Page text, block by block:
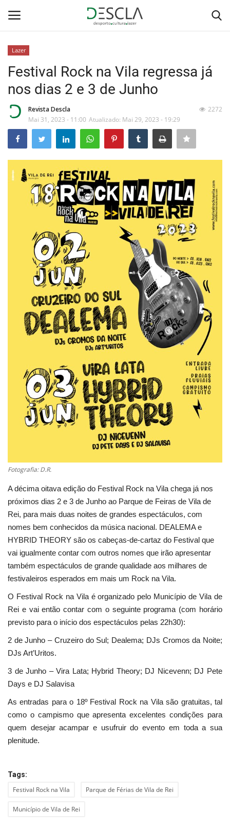
Home
...by Descla
Desporto
Contactos
Sobre Nós
Estatuto Editorial
Ficha técnica
Cultura
Ambiente
Lazer
Festival Rock na Vila regressa já
nos dias 2 e 3 de Junho
Revista Descla
Mai 31, 2023 - 11:00 Atualizado: Mai 29, 2023 - 19:29
2272
Fotografia: D.R.
A décima oitava edição do Festival Rock na Vila chega já nos
próximos dias 2 e 3 de Junho ao Parque de Feiras de Vila de
Rei, para mais duas noites de grandes espectáculos, com
nomes bem conhecidos da música nacional. DEALEMA e
HYBRID THEORY são os cabeças-de-cartaz do Festival que
vai igualmente contar com outros nomes que irão apresentar
também espectáculos de grande qualidade aos milhares de
festivaleiros esperados em mais um Rock na Vila.
O Festival Rock na Vila é organizado pelo Município de Vila de
Rei e vai então contar com o seguinte programa (com horário
previsto para o início dos espectáculos pelas 22h30):
2 de Junho – Cruzeiro do Sul; Dealema; DJs Cromos da Noite;
DJs Art’Uritos.
3 de Junho – Vira Lata; Hybrid Theory; DJ Nicevenn; DJ Pete
Days e DJ Salavisa
As entradas para o 18º Festival Rock na Vila são gratuitas, tal
como o campismo que apresenta excelentes condições para
quem desejar acampar e usufruir do evento em toda a sua
plenitude.
Tags:
Festival Rock na Vila Parque de Férias de Vila de Rei
Município de Vila de Rei